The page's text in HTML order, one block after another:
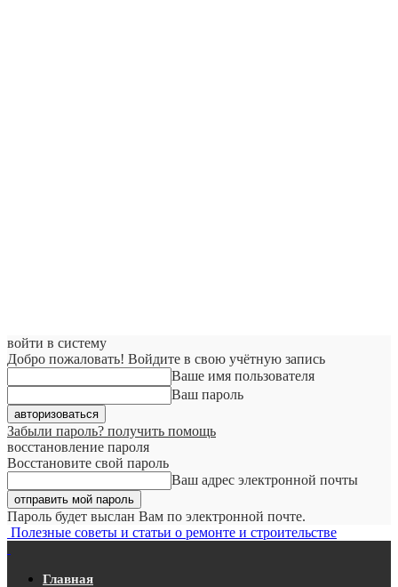
войти в систему
Добро пожаловать! Войдите в свою учётную запись
Ваше имя пользователя
Ваш пароль
Забыли пароль? получить помощь
восстановление пароля
Восстановите свой пароль
Ваш адрес электронной почты
Пароль будет выслан Вам по электронной почте.
Полезные советы и статьи о ремонте и строительстве
Главная